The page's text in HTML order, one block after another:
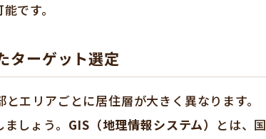
です。
ターゲット選定
エリアごとに居住層が大きく異なります。
しょう。 GIS（地理情報システム） とは、国